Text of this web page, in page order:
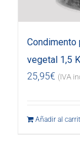
Condimento
vegetal 1,5
25,95€ (IVA
Añadir al